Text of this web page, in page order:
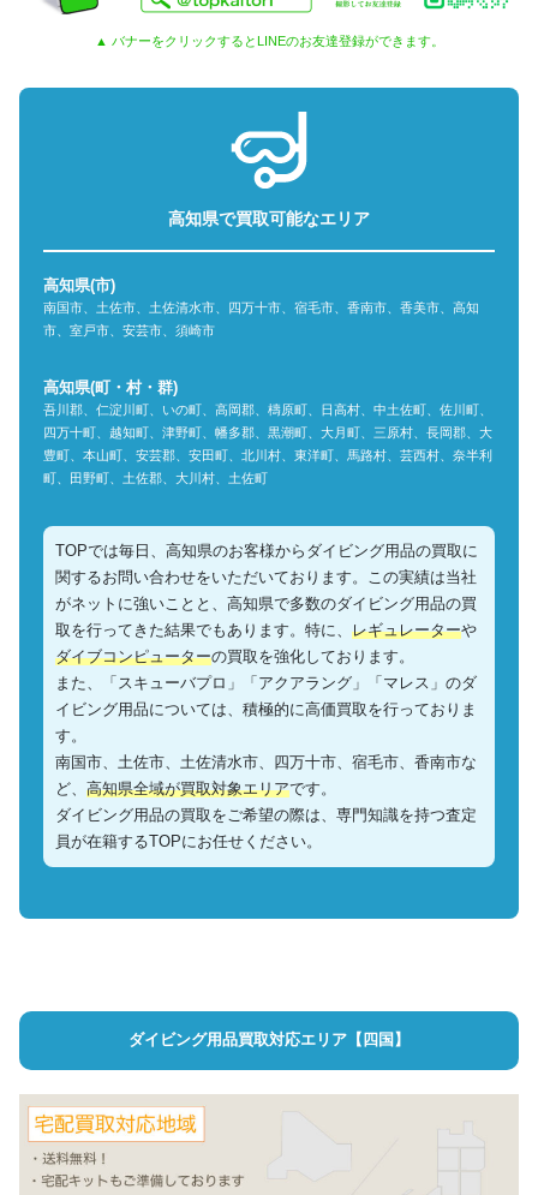
▲ バナーをクリックするとLINEのお友達登録ができます。
高知県で買取可能なエリア
高知県(市)
南国市、土佐市、土佐清水市、四万十市、宿毛市、香南市、香美市、高知
市、室戸市、安芸市、須崎市
高知県(町・村・群)
吾川郡、仁淀川町、いの町、高岡郡、檮原町、日高村、中土佐町、佐川町、
四万十町、越知町、津野町、幡多郡、黒潮町、大月町、三原村、長岡郡、大
豊町、本山町、安芸郡、安田町、北川村、東洋町、馬路村、芸西村、奈半利
町、田野町、土佐郡、大川村、土佐町
TOPでは毎日、高知県のお客様からダイビング用品の買取に
関するお問い合わせをいただいております。この実績は当社
がネットに強いことと、高知県で多数のダイビング用品の買
取を行ってきた結果でもあります。特に、 レギュレーターや
ダイブコンピューターの買取を強化しております。
また、「スキューバプロ」「アクアラング」「マレス」のダ
イビング用品については、積極的に高価買取を行っておりま
す。
南国市、土佐市、土佐清水市、四万十市、宿毛市、香南市な
ど、 高知県全域が買取対象エリアです。
ダイビング用品の買取をご希望の際は、専門知識を持つ査定
員が在籍するTOPにお任せください。
ダイビング用品買取対応エリア【四国】